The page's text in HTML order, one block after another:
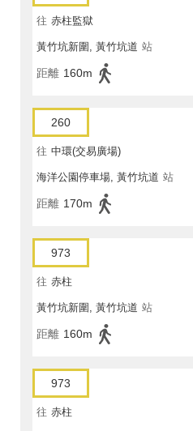
往 赤柱監獄
黃竹坑新圍, 黃竹坑道 站
距離 160m
260
往 中環(交易廣場)
海洋公園停車場, 黃竹坑道 站
距離 170m
973
往 赤柱
黃竹坑新圍, 黃竹坑道 站
距離 160m
973
往 赤柱